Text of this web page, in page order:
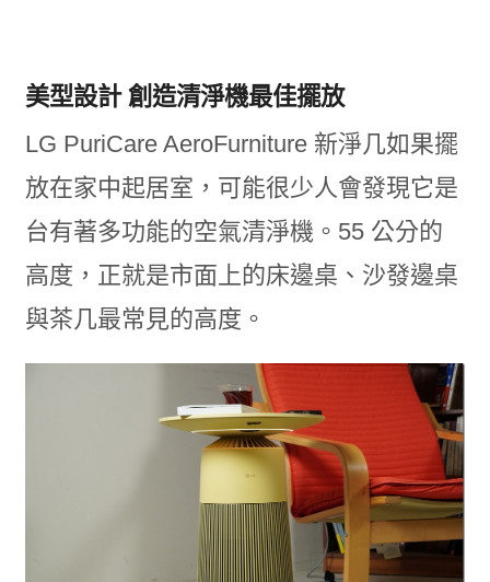
美型設計 創造清淨機最佳擺放
LG PuriCare AeroFurniture 新淨几如果擺
放在家中起居室，可能很少人會發現它是
台有著多功能的空氣清淨機。55 公分的
高度，正就是市面上的床邊桌、沙發邊桌
與茶几最常見的高度。